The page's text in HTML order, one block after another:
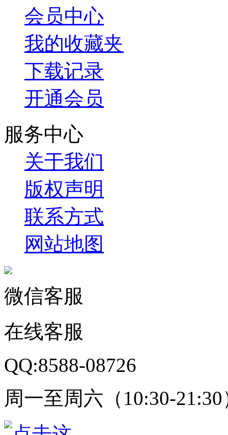
会员中心
我的收藏夹
下载记录
开通会员
服务中心
关于我们
版权声明
联系方式
网站地图
微信客服
在线客服
QQ:8588-08726
周一至周六（10:30-21:30